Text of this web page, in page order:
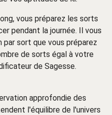
vous préparez les sorts
pendant la journée. Il vous
sort que vous préparez
de sorts égal à votre
de Sagesse.
approfondie des
l'équilibre de l'univers